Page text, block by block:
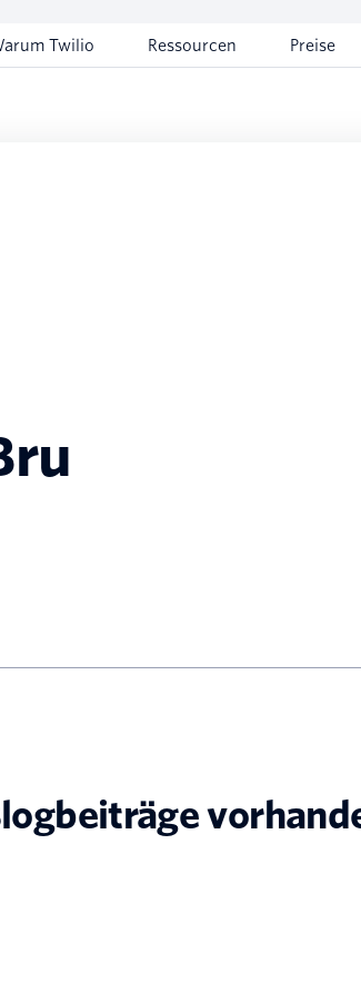
Twilio Ressourcen Preise